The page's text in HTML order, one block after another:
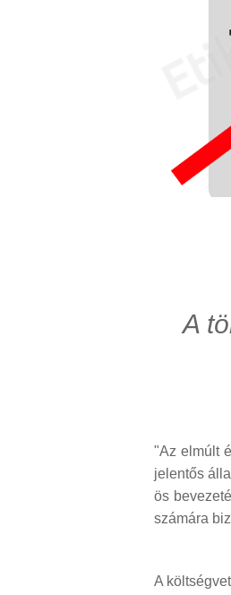
A
"Az elmúlt
jelentős
ös
számára
A